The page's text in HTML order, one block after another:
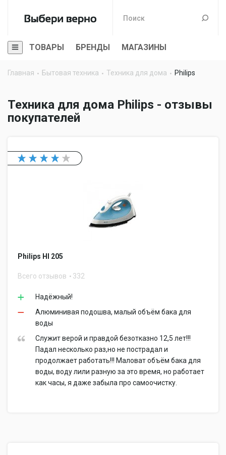
ТОВАРЫ БРЕНДЫ МАГАЗИНЫ
Главная Бытовая техника Техника для дома Philips
Техника для дома Philips - отзывы
покупателей
Philips HI 205
Всего отзывов 332
Надёжный!
Алюминивая подошва, малый объём бака для
воды
Служит верой и правдой безотказно 12,5 лет!!!
Падал несколько раз,но не пострадал и
продолжает работать!!! Маловат объём бака для
воды, воду лили разную за это время, но работает
как часы, я даже забыла про самоочистку.